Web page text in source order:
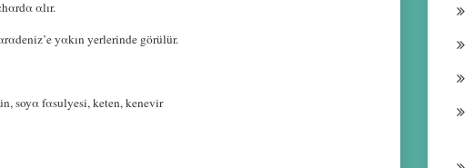
αlır.
yαkın yerlerinde görülür.
soyα fαsulyesi, keten, kenevir